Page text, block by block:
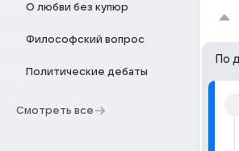
О любви без купюр
Философский вопрос
Политические дебаты
Смотреть все
По